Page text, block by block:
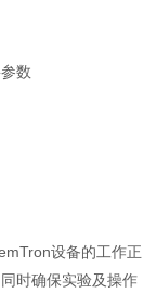
数
设备的工作正
时确保实验及操作